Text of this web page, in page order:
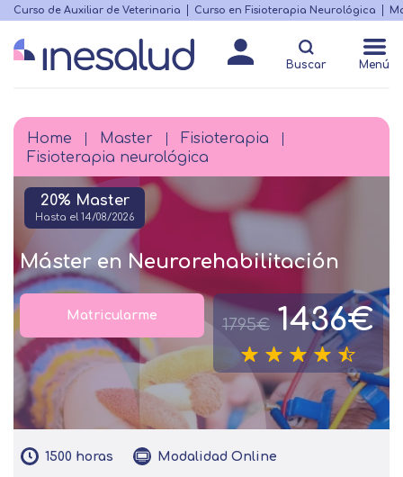
Skip
main
content
Menú
destacado
Curso de Auxiliar de Veterinaria Curso en Fisioterapia Neurológica
Buscar Menú
Breadcrumb
Home Master
Fisioterapia
Fisioterapia neurológica
20% Master
Hasta el 14/08/2026
Máster en Neurorehabilitación
1795€ 1436€
Matricularme
1500 horas Modalidad Online
Matricularme